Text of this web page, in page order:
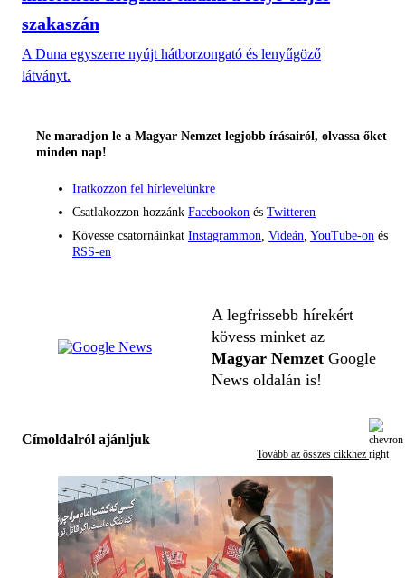
szakaszán
A Duna egyszerre nyújt hátborzongató és lenyűgöző
látványt.
Ne maradjon le a Magyar Nemzet legjobb írásairól, olvassa őket
minden nap!
Iratkozzon fel hírlevelünkre
Csatlakozzon hozzánk Facebookon és Twitteren
Kövesse csatornáinkat Instagrammon Videán YouTube-on és
RSS-en
A legfrissebb hírekért
kövess minket az
Magyar Nemzet Google
News oldalán is!
Címoldalról ajánljuk
Tovább az összes cikkhez